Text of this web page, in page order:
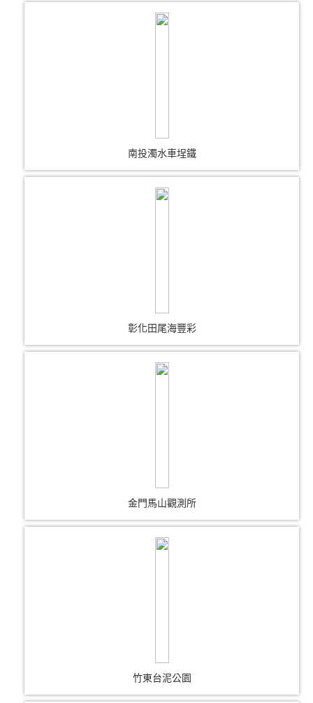
南投濁水車埕鐵
彰化田尾海豐彩
金門馬山觀測所
竹東台泥公園